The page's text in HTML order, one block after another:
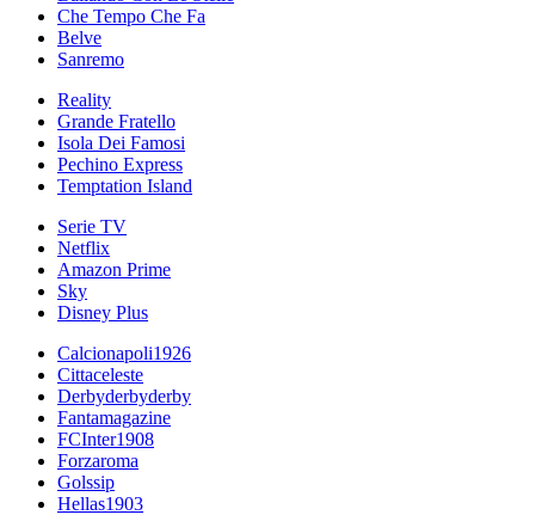
Che Tempo Che Fa
Belve
Sanremo
Reality
Grande Fratello
Isola Dei Famosi
Pechino Express
Temptation Island
Serie TV
Netflix
Amazon Prime
Sky
Disney Plus
Calcionapoli1926
Cittaceleste
Derbyderbyderby
Fantamagazine
FCInter1908
Forzaroma
Golssip
Hellas1903